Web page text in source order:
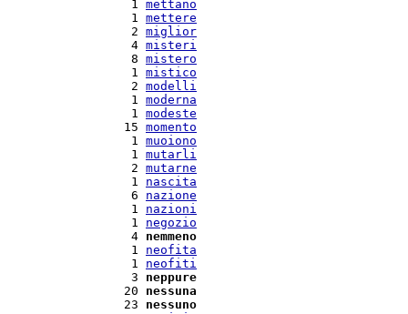
   1
mettano
   1
mettere
   2
miglior
   4
misteri
   8
mistero
   1
mistico
   2
modelli
   1
moderna
   1
modeste
  15
momento
   1
muoiono
   1
mutarli
   2
mutarne
   1
nascita
   6
nazione
   1
nazioni
   1
negozio
   4
nemmeno
   1
neofita
   1
neofiti
   3
neppure
  20
nessuna
  23
nessuno